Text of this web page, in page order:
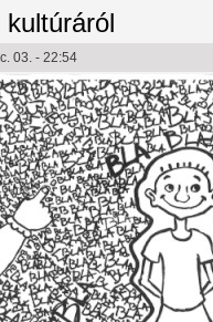
kultúráról
03. - 22:54